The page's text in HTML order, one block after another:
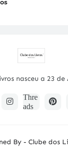
nasceu a 23 de
By - Clube dos